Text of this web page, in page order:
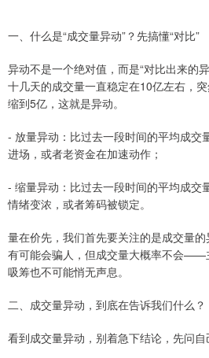
一、什么是“成交量异动”？先搞懂“对比”
异动不是一个绝对值，而是“对比出来的
十几天的成交量一直稳定在10亿左右，
缩到5亿，这就是异动。
- 放量异动：比过去一段时间的平均成交
进场，或者老资金在加速动作；
- 缩量异动：比过去一段时间的平均成交
情绪变浓，或者筹码被锁定。
量在价先，我们首先要关注的是成交量
有可能会骗人，但成交量大概率不会——
吸筹也不可能悄无声息。
二、成交量异动，到底在告诉我们什么？
看到成交量异动，别着急下结论，先问自